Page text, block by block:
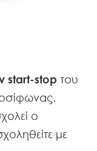
start-stop του
ο
με